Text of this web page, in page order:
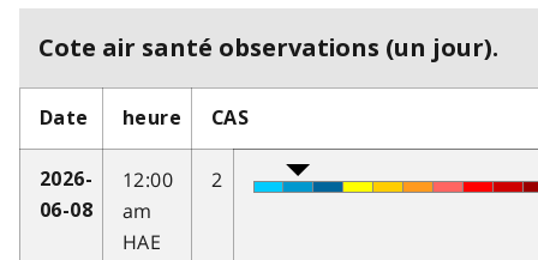
Cote air santé observations (un jour).
Date heure CAS
2026-
06-08
12:00
am
HAE
2